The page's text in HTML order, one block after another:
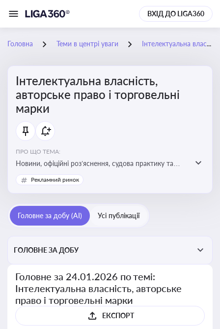
ВХІД ДО LIGA360
Головна Теми в центрі уваги Інтелектуальна власність, авторське право і торговельні марки
Інтелектуальна власність,
авторське право і торговельні
марки
ПРО ЩО ТЕМА:
Новини, офіційні роз’яснення, судова практику та
експертні матеріали, що стосуються авторського
права, реєстрації та захисту торговельних марок,
власності, а також змін у законодавстві у цій сфері
Рекламний ринок
Головне за добу (AI) Усі публікації
ГОЛОВНЕ ЗА ДОБУ
Головне за 24.01.2026 по темі:
Інтелектуальна власність, авторське
право і торговельні марки
ЕКСПОРТ